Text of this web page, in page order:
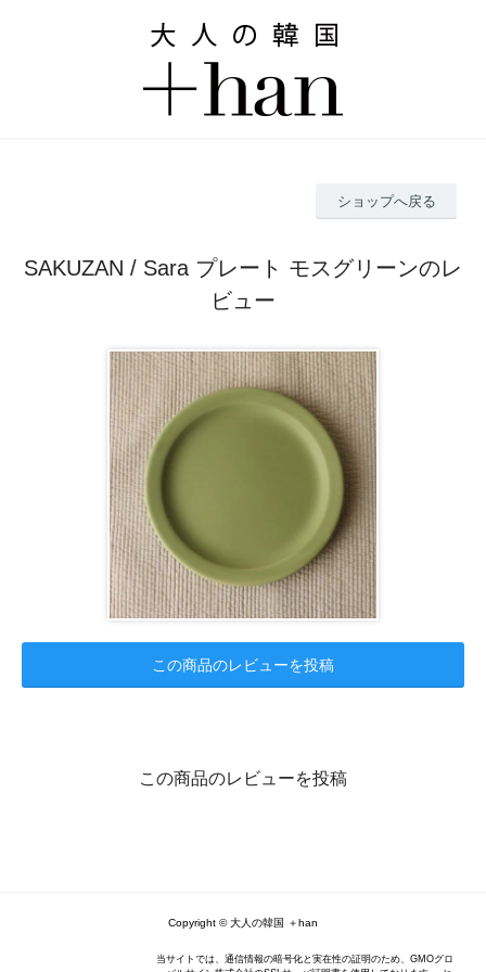
ショップへ戻る
SAKUZAN / Sara プレート モスグリーンのレ
ビュー
この商品のレビューを投稿
この商品のレビューを投稿
Copyright © 大人の韓国 ＋han
当サイトでは、通信情報の暗号化と実在性の証明のため、GMOグロ